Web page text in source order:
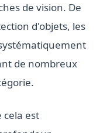
de vision. De
d'objets, les
de nombreux
cela est